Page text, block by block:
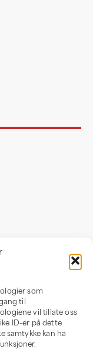
som
til
vil tillate oss
ID-er på dette
samtykke kan ha